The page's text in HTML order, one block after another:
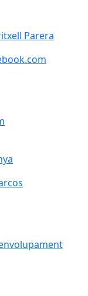
Parera
Parera